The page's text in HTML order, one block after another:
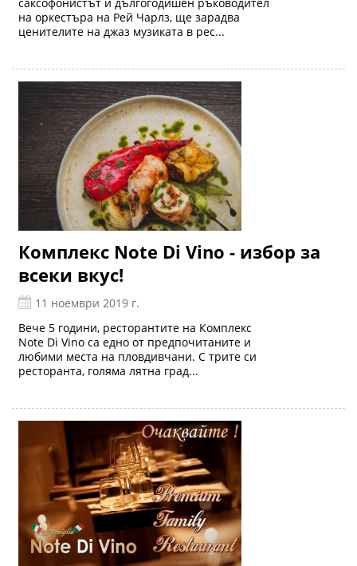
на оркестъра на Рей Чарлз, ще зарадва
ценителите на джаз музиката в рес...
Комплекс Note Di Vino - избор за
всеки вкус!
11 ноември 2019 г.
Вече 5 години, ресторантите на Комплекс
Note Di Vino са едно от предпочитаните и
любими места на пловдивчани. С трите си
ресторанта, голяма лятна град...